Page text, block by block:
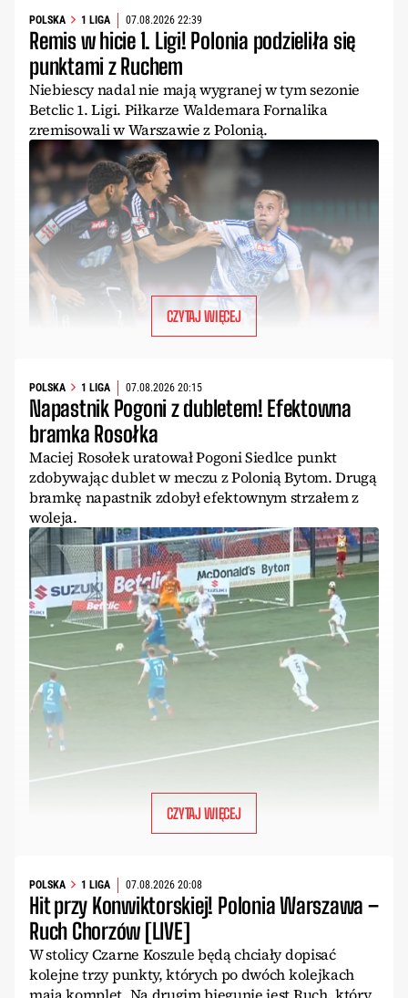
POLSKA 1 LIGA 07.08.2026 22:39
Remis w hicie 1. Ligi! Polonia podzieliła się
punktami z Ruchem
Niebiescy nadal nie mają wygranej w tym sezonie
Betclic 1. Ligi. Piłkarze Waldemara Fornalika
zremisowali w Warszawie z Polonią.
CZYTAJ WIĘCEJ
POLSKA 1 LIGA 07.08.2026 20:15
Napastnik Pogoni z dubletem! Efektowna
bramka Rosołka
Maciej Rosołek uratował Pogoni Siedlce punkt
zdobywając dublet w meczu z Polonią Bytom. Drugą
bramkę napastnik zdobył efektownym strzałem z
woleja.
CZYTAJ WIĘCEJ
POLSKA 1 LIGA 07.08.2026 20:08
Hit przy Konwiktorskiej! Polonia Warszawa –
Ruch Chorzów [LIVE]
W stolicy Czarne Koszule będą chciały dopisać
kolejne trzy punkty, których po dwóch kolejkach